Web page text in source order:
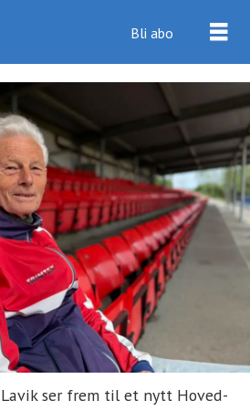
Bli abo
Lavik ser frem til et nytt Hoved-